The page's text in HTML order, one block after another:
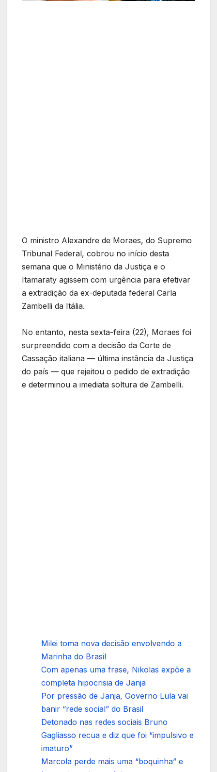
O ministro Alexandre de Moraes, do Supremo
Tribunal Federal, cobrou no início desta
semana que o Ministério da Justiça e o
Itamaraty agissem com urgência para efetivar
a extradição da ex-deputada federal Carla
Zambelli da Itália.
No entanto, nesta sexta-feira (22), Moraes foi
surpreendido com a decisão da Corte de
Cassação italiana — última instância da Justiça
do país — que rejeitou o pedido de extradição
e determinou a imediata soltura de Zambelli.
Milei toma nova decisão envolvendo a
Marinha do Brasil
Com apenas uma frase, Nikolas expõe a
completa hipocrisia de Janja
Por pressão de Janja, Governo Lula vai
banir “rede social” do Brasil
Detonado nas redes sociais Bruno
Gagliasso recua e diz que foi “impulsivo e
imaturo”
Marcola perde mais uma “boquinha” e